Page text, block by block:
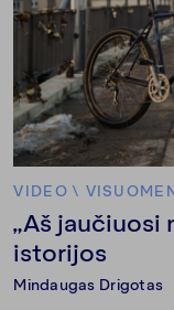
VIDEO \
„Aš jaučiuosi
istorijos
Mindaugas Drigotas